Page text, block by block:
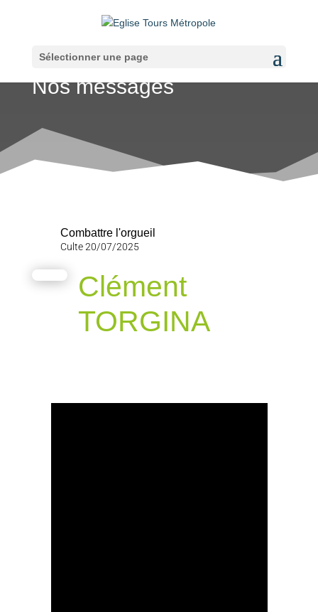
Sélectionner une page
Nos messages
Combattre l'orgueil
Culte 20/07/2025
Clément
TORGINA